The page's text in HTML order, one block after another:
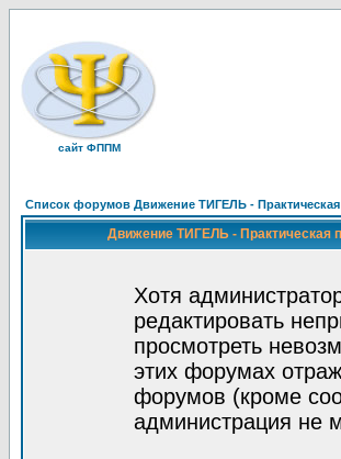
сайт ФППМ
Список форумов Движение ТИГЕЛЬ -
Движение ТИГЕЛЬ - Практическая
Хотя
редактировать
просмотреть
этих форумах
форумов (кроме
администрация не